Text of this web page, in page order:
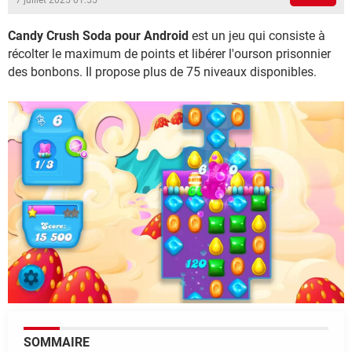
Candy Crush Soda pour Android est un jeu qui consiste à
récolter le maximum de points et libérer l'ourson prisonnier
des bonbons. Il propose plus de 75 niveaux disponibles.
SOMMAIRE